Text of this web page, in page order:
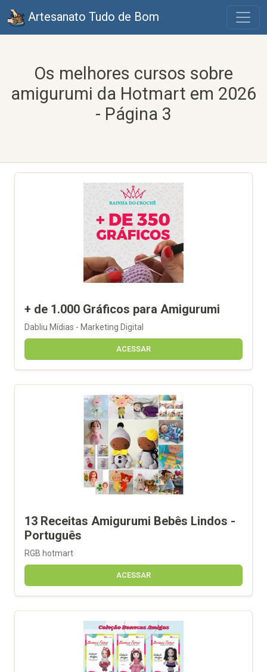
Artesanato Tudo de Bom
Os melhores cursos sobre
amigurumi da Hotmart em 2026
- Página 3
+ de 1.000 Gráficos para Amigurumi
Dabliu Mídias - Marketing Digital
ACESSAR
13 Receitas Amigurumi Bebês Lindos -
Português
RGB hotmart
ACESSAR